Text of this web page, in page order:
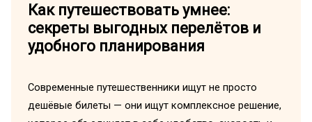
Как путешествовать умнее:
секреты выгодных перелётов и
удобного планирования
Современные путешественники ищут не просто
дешёвые билеты — они ищут комплексное решение,